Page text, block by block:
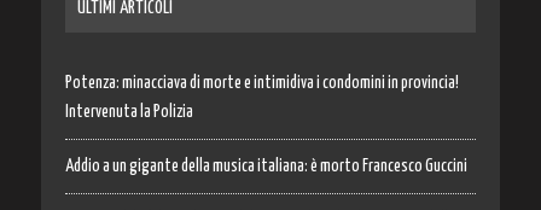
ULTIMI ARTICOLI
Potenza: minacciava di morte e intimidiva i condomini in provincia!
Intervenuta la Polizia
Addio a un gigante della musica italiana: è morto Francesco Guccini